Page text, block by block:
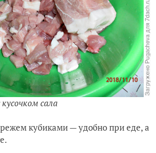
сала
кубиками — удобно при еде, а